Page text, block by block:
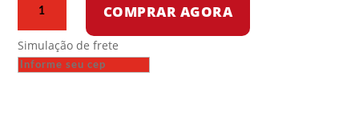
Os
Ricos
COMPRAR AGORA
Simulação de frete